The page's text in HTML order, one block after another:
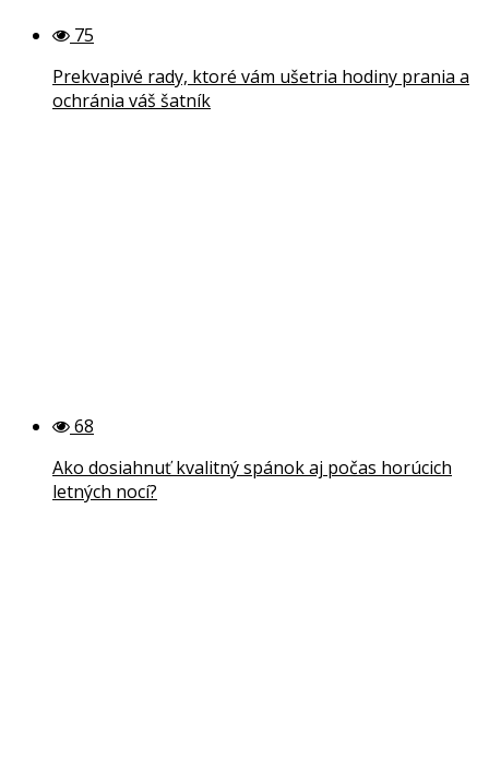
75
Prekvapivé rady, ktoré vám ušetria hodiny prania a
ochránia váš šatník
68
Ako dosiahnuť kvalitný spánok aj počas horúcich
letných nocí?